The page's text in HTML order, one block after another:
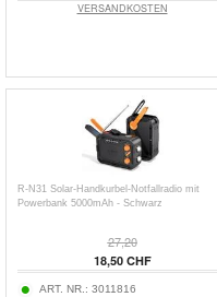
VERSANDKOSTEN
R-N31 Solar-Handkurbel-Notfallradio mit
Powerbank 5000mAh - Schwarz
27,20
18,50 CHF
ART. NR.: 3011816